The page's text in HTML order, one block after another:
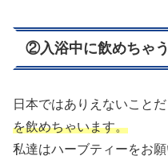
②入浴中に飲めちゃう
日本ではありえないことだ
を飲めちゃいます。
私達はハーブティーをお